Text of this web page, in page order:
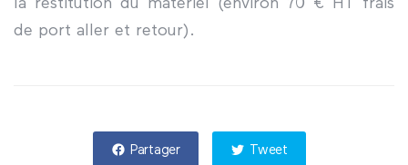
la restitution du matériel (environ 70 € HT frais
de port aller et retour).
Partager Tweet